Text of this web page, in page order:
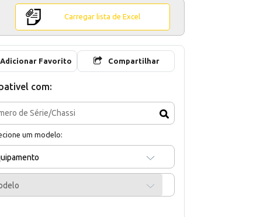
Carregar lista de Excel
Adicionar Favorito Compartilhar
com:
um modelo: